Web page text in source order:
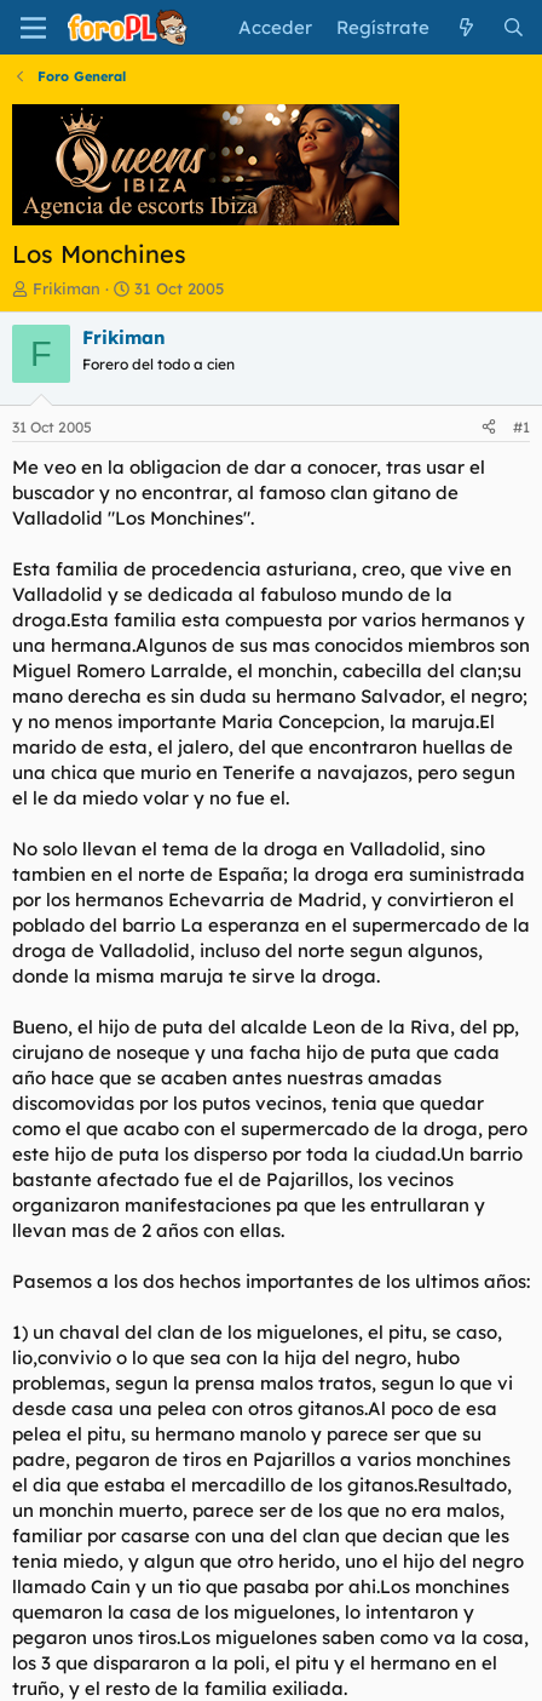
Acceder Regístrate
Foro General
Los Monchines
I
n
i
c
a
d
o
r
e
l
e
m
a
Frikiman
F
e
c
a
i
n
c
i
31 Oct 2005
F Frikiman
Forero del todo a cien
31 Oct 2005 #1
Me veo en la obligacion de dar a conocer, tras usar el
buscador y no encontrar, al famoso clan gitano de
Valladolid "Los Monchines".
Esta familia de procedencia asturiana, creo, que vive en
Valladolid y se dedicada al fabuloso mundo de la
droga.Esta familia esta compuesta por varios hermanos y
una hermana.Algunos de sus mas conocidos miembros son
Miguel Romero Larralde, el monchin, cabecilla del clan;su
mano derecha es sin duda su hermano Salvador, el negro;
y no menos importante Maria Concepcion, la maruja.El
marido de esta, el jalero, del que encontraron huellas de
una chica que murio en Tenerife a navajazos, pero segun
el le da miedo volar y no fue el.
No solo llevan el tema de la droga en Valladolid, sino
tambien en el norte de España; la droga era suministrada
por los hermanos Echevarria de Madrid, y convirtieron el
poblado del barrio La esperanza en el supermercado de la
droga de Valladolid, incluso del norte segun algunos,
donde la misma maruja te sirve la droga.
Bueno, el hijo de puta del alcalde Leon de la Riva, del pp,
cirujano de noseque y una facha hijo de puta que cada
año hace que se acaben antes nuestras amadas
discomovidas por los putos vecinos, tenia que quedar
como el que acabo con el supermercado de la droga, pero
este hijo de puta los disperso por toda la ciudad.Un barrio
bastante afectado fue el de Pajarillos, los vecinos
organizaron manifestaciones pa que les entrullaran y
llevan mas de 2 años con ellas.
Pasemos a los dos hechos importantes de los ultimos años:
1) un chaval del clan de los miguelones, el pitu, se caso,
lio,convivio o lo que sea con la hija del negro, hubo
problemas, segun la prensa malos tratos, segun lo que vi
desde casa una pelea con otros gitanos.Al poco de esa
pelea el pitu, su hermano manolo y parece ser que su
padre, pegaron de tiros en Pajarillos a varios monchines
el dia que estaba el mercadillo de los gitanos.Resultado,
un monchin muerto, parece ser de los que no era malos,
familiar por casarse con una del clan que decian que les
tenia miedo, y algun que otro herido, uno el hijo del negro
llamado Cain y un tio que pasaba por ahi.Los monchines
quemaron la casa de los miguelones, lo intentaron y
pegaron unos tiros.Los miguelones saben como va la cosa,
los 3 que dispararon a la poli, el pitu y el hermano en el
truño, y el resto de la familia exiliada.